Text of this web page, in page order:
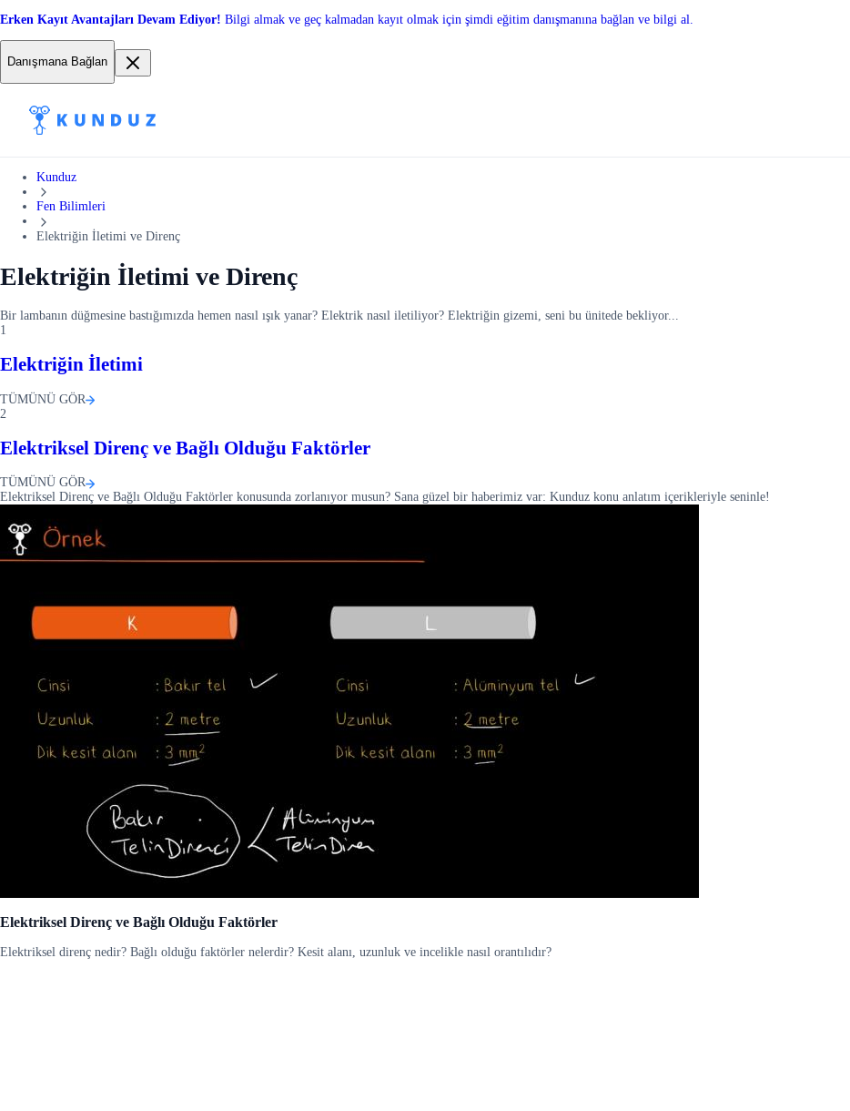
Erken Kayıt Avantajları Devam Ediyor! Bilgi almak ve geç kalmadan kayıt olmak için şimdi eğitim danışmanına bağlan ve bilgi al.
Danışmana Bağlan
Kunduz
Fen Bilimleri
Elektriğin İletimi ve Direnç
Elektriğin İletimi ve Direnç
Bir lambanın düğmesine bastığımızda hemen nasıl ışık yanar? Elektrik nasıl iletiliyor? Elektriğin gizemi, seni bu ünitede bekliyor...
1
Elektriğin İletimi
TÜMÜNÜ GÖR
2
Elektriksel Direnç ve Bağlı Olduğu Faktörler
TÜMÜNÜ GÖR
Elektriksel Direnç ve Bağlı Olduğu Faktörler konusunda zorlanıyor musun? Sana güzel bir haberimiz var: Kunduz konu anlatım içerikleriyle seninle!
Elektriksel Direnç ve Bağlı Olduğu Faktörler
Elektriksel direnç nedir? Bağlı olduğu faktörler nelerdir? Kesit alanı, uzunluk ve incelikle nasıl orantılıdır?